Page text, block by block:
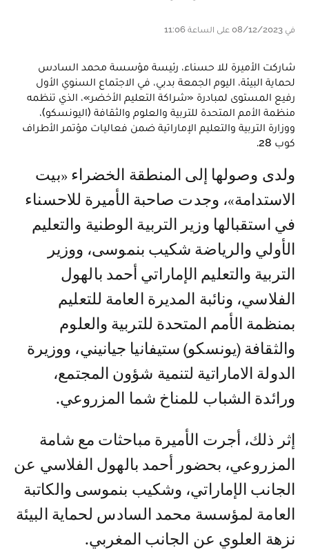
في 08/12/2023 على الساعة 11:06
شاركت الأميرة للا حسناء، رئيسة مؤسسة محمد السادس
لحماية البيئة، اليوم الجمعة بدبي، في الاجتماع السنوي الأول
رفيع المستوى لمبادرة «شراكة التعليم الأخضر»، الذي تنظمه
منظمة الأمم المتحدة للتربية والعلوم والثقافة (اليونسكو)،
ووزارة التربية والتعليم الإماراتية ضمن فعاليات مؤتمر الأطراف
كوب 28.
ولدى وصولها إلى المنطقة الخضراء «بيت
الاستدامة»، وجدت صاحبة الأميرة للاحسناء
في استقبالها وزير التربية الوطنية والتعليم
الأولي والرياضة شكيب بنموسى، ووزير
التربية والتعليم الإماراتي أحمد بالهول
الفلاسي، ونائبة المديرة العامة للتعليم
بمنظمة الأمم المتحدة للتربية والعلوم
والثقافة (يونسكو) ستيفانيا جيانيني، ووزيرة
الدولة الاماراتية لتنمية شؤون المجتمع،
ورائدة الشباب للمناخ شما المزروعي.
إثر ذلك، أجرت الأميرة مباحثات مع شامة
المزروعي، بحضور أحمد بالهول الفلاسي عن
الجانب الإماراتي، وشكيب بنموسى والكاتبة
العامة لمؤسسة محمد السادس لحماية البيئة
نزهة العلوي عن الجانب المغربي.